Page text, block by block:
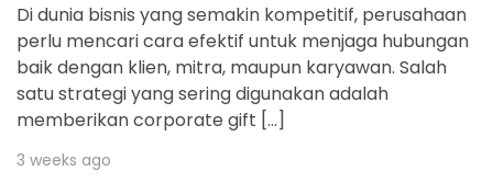
Di dunia bisnis yang semakin kompetitif, perusahaan
perlu mencari cara efektif untuk menjaga hubungan
baik dengan klien, mitra, maupun karyawan. Salah
satu strategi yang sering digunakan adalah
memberikan corporate gift […]
3 weeks ago